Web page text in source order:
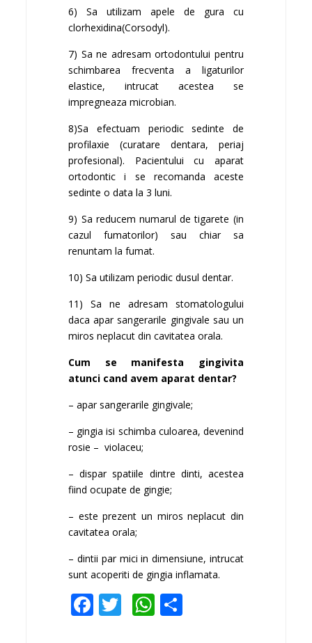
6) Sa utilizam apele de gura cu
clorhexidina(Corsodyl).
7) Sa ne adresam ortodontului pentru
schimbarea frecventa a ligaturilor
elastice, intrucat acestea se
impregneaza microbian.
8)Sa efectuam periodic sedinte de
profilaxie (curatare dentara, periaj
profesional). Pacientului cu aparat
ortodontic i se recomanda aceste
sedinte o data la 3 luni.
9) Sa reducem numarul de tigarete (in
cazul fumatorilor) sau chiar sa
renuntam la fumat.
10) Sa utilizam periodic dusul dentar.
11) Sa ne adresam stomatologului
daca apar sangerarile gingivale sau un
miros neplacut din cavitatea orala.
Cum se manifesta gingivita
atunci cand avem aparat dentar?
– apar sangerarile gingivale;
– gingia isi schimba culoarea, devenind
rosie – violaceu;
– dispar spatiile dintre dinti, acestea
fiind ocupate de gingie;
– este prezent un miros neplacut din
cavitatea orala;
– dintii par mici in dimensiune, intrucat
sunt acoperiti de gingia inflamata.
Facebook
TwitterWhatsApp